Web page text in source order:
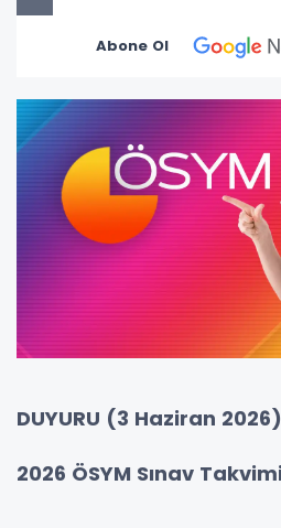
Abone Ol
DUYURU (3 Haziran 2026)
2026 ÖSYM Sınav